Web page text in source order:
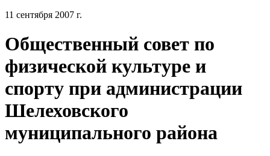
11 сентября 2007 г.
Общественный совет по
физической культуре и
спорту при администрации
Шелеховского
муниципального района